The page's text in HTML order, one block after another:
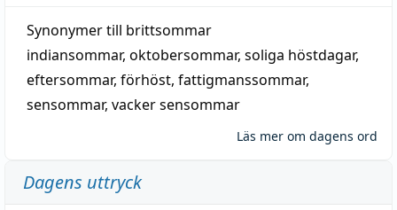
Synonymer till brittsommar
indiansommar, oktobersommar, soliga höstdagar,
eftersommar, förhöst, fattigmanssommar,
sensommar, vacker sensommar
Läs mer om dagens ord
Dagens uttryck